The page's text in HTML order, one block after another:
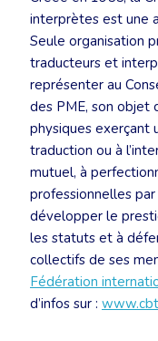
interprètes est une
Seule organisation
traducteurs et
représenter au
des PME, son objet
physiques exerçant
traduction ou à
mutuel, à
professionnelles
développer le
les statuts et à
collectifs de ses
Fédération
d’infos sur :